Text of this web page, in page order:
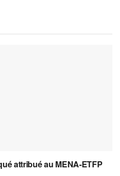
attribué au MENA-ETFP